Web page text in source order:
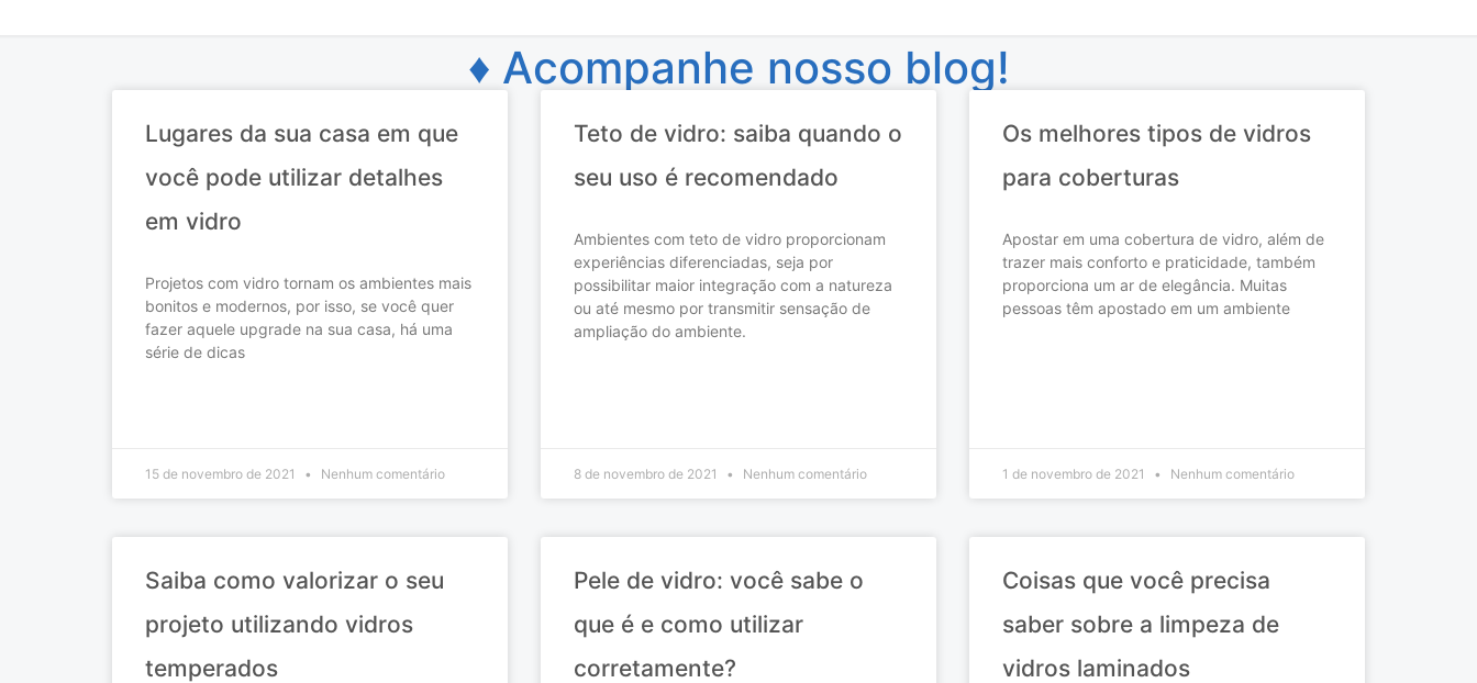
♦ Acompanhe nosso blog!
Lugares da sua casa em que
você pode utilizar detalhes
em vidro
Projetos com vidro tornam os ambientes mais
bonitos e modernos, por isso, se você quer
fazer aquele upgrade na sua casa, há uma
série de dicas
15 de novembro de 2021 Nenhum comentário
Teto de vidro: saiba quando o
seu uso é recomendado
Ambientes com teto de vidro proporcionam
experiências diferenciadas, seja por
possibilitar maior integração com a natureza
ou até mesmo por transmitir sensação de
ampliação do ambiente.
8 de novembro de 2021 Nenhum comentário
Os melhores tipos de vidros
para coberturas
Apostar em uma cobertura de vidro, além de
trazer mais conforto e praticidade, também
proporciona um ar de elegância. Muitas
pessoas têm apostado em um ambiente
1 de novembro de 2021 Nenhum comentário
Saiba como valorizar o seu
projeto utilizando vidros
temperados
Pele de vidro: você sabe o
que é e como utilizar
corretamente?
Coisas que você precisa
saber sobre a limpeza de
vidros laminados